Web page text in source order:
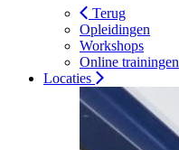
Terug
Opleidingen
Workshops
Online trainingen
Locaties